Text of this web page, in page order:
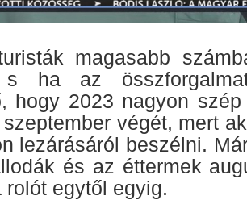
magasabb
s ha az
hogy 2023 nagyon
végét, mert
lezárásáról beszélni.
és az éttermek
rolót egytől egyig.